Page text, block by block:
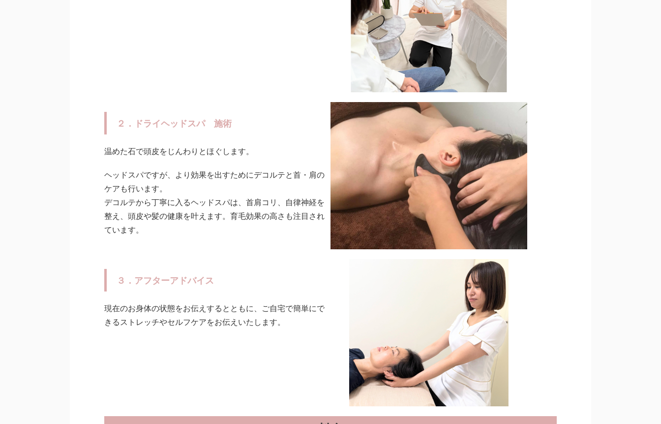
２．ドライヘッドスパ 施術
温めた石で頭皮をじんわりとほぐします。
ヘッドスパですが、より効果を出すためにデコルテと首・肩の
ケアも行います。
デコルテから丁寧に入るヘッドスパは、首肩コリ、自律神経を
整え、頭皮や髪の健康を叶えます。育毛効果の高さも注目され
ています。
３．アフターアドバイス
現在のお身体の状態をお伝えするとともに、ご自宅で簡単にで
きるストレッチやセルフケアをお伝えいたします。